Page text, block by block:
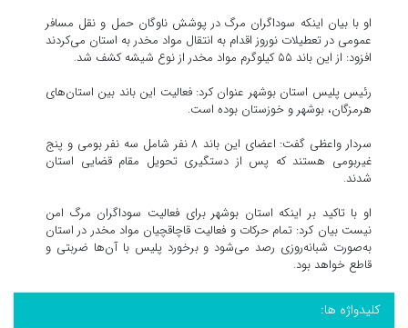
او با بیان اینکه سوداگران مرگ در پوشش ناوگان حمل و نقل مسافر
عمومی در تعطیلات نوروز اقدام به انتقال مواد مخدر به استان می‌کردند
افزود: از این باند ۵۵ کیلوگرم مواد مخدر از نوع شیشه کشف شد.
رئیس پلیس استان بوشهر عنوان کرد: فعالیت این باند بین استان‌های
هرمزگان، بوشهر و خوزستان بوده است.
سردار واعظی گفت: اعضای این باند ۸ نفر شامل سه نفر بومی و پنج
غیربومی هستند که پس از دستگیری تحویل مقام قضایی استان
شدند.
او با تاکید بر اینکه استان بوشهر برای فعالیت سوداگران مرگ امن
نیست بیان کرد: تمام حرکات و فعالیت قاچاقچیان مواد مخدر در استان
به‌صورت شبانه‌روزی رصد می‌شود و برخورد پلیس با آن‌ها ضربتی و
قاطع خواهد بود.
کلیدواژه ها: